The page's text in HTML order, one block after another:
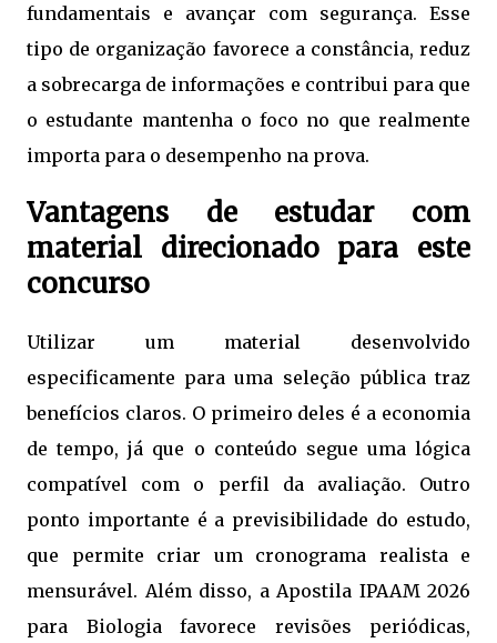
fundamentais e avançar com segurança. Esse
tipo de organização favorece a constância, reduz
a sobrecarga de informações e contribui para que
o estudante mantenha o foco no que realmente
importa para o desempenho na prova.
Vantagens de estudar com
material direcionado para este
concurso
Utilizar um material desenvolvido
especificamente para uma seleção pública traz
benefícios claros. O primeiro deles é a economia
de tempo, já que o conteúdo segue uma lógica
compatível com o perfil da avaliação. Outro
ponto importante é a previsibilidade do estudo,
que permite criar um cronograma realista e
mensurável. Além disso, a Apostila IPAAM 2026
para Biologia favorece revisões periódicas,